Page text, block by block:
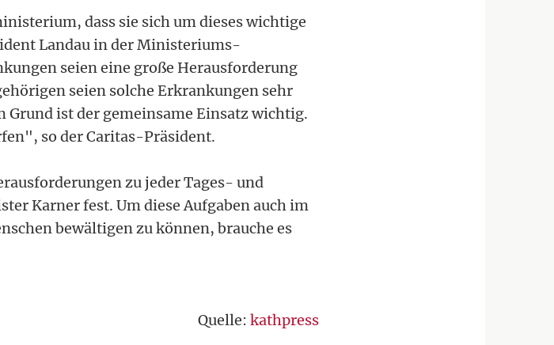
dass sie sich um dieses wichtige
Landau in der Ministeriums-
seien eine große Herausforderung
seien solche Erkrankungen sehr
Grund ist der gemeinsame Einsatz wichtig.
so der Caritas-Präsident.
zu jeder Tages- und
Karner fest. Um diese Aufgaben auch im
bewältigen zu können, brauche es
Quelle: kathpress